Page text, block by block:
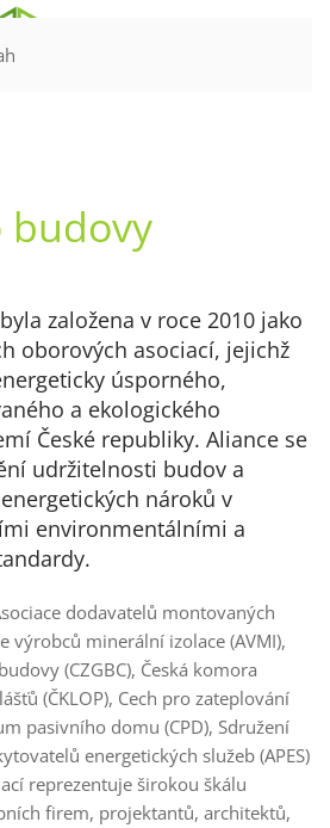
budovy
založena v roce 2010 jako
oborových asociací, jejichž
úsporného,
a ekologického
České republiky. Aliance se
udržitelnosti budov a
nároků v
environmentálními a
dodavatelů montovaných
výrobců minerální izolace (AVMI),
(CZGBC), Česká komora
(ČKLOP), Cech pro zateplování
pasivního domu (CPD), Sdružení
energetických služeb (APES)
reprezentuje širokou škálu
firem, projektantů, architektů,